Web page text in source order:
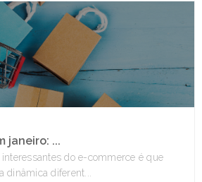
janeiro: ...
do e-commerce é que
diferent...